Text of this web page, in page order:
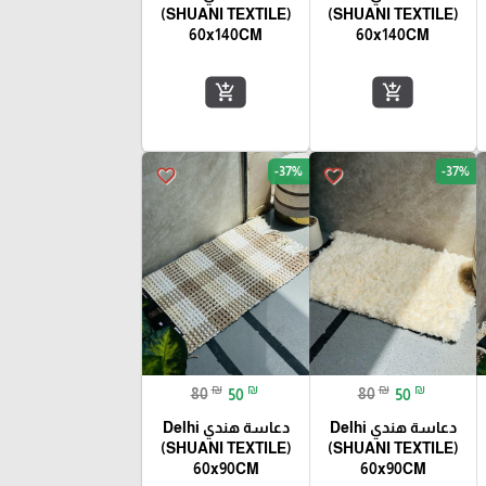
(SHUANI TEXTILE)
60x140CM
add_shopping_cart
(SHUANI TEXTILE)
60x140CM
add_shopping_cart
favorite_border -37%
80 ₪ 50 ₪
دعاسة هندي Delhi
(SHUANI TEXTILE)
60x90CM
favorite_border -37%
80 ₪ 50 ₪
دعاسة هندي Delhi
(SHUANI TEXTILE)
60x90CM